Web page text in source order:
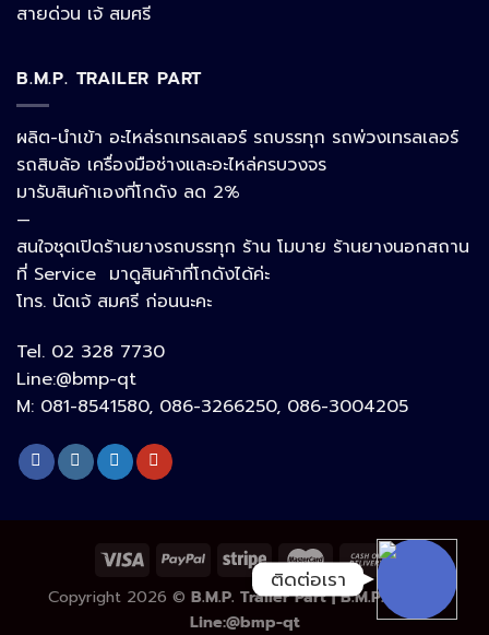
สายด่วน เจ้ สมศรี
B.M.P. TRAILER PART
ผลิต-นำเข้า อะไหล่รถเทรลเลอร์ รถบรรทุก รถพ่วงเทรลเลอร์
รถสิบล้อ เครื่องมือช่างและอะไหล่ครบวงจร
มารับสินค้าเองที่โกดัง ลด 2%
—
สนใจชุดเปิดร้านยางรถบรรทุก ร้าน โมบาย ร้านยางนอกสถาน
ที่ Service มาดูสินค้าที่โกดังได้ค่ะ
โทร. นัดเจ้ สมศรี ก่อนนะคะ
Tel. 02 328 7730
Line:@bmp-qt
M: 081-8541580, 086-3266250, 086-3004205
Copyright 2026 © B.M.P. Trailer Part | B.M.P. Truck |
Line:@bmp-qt
ติดต่อเรา